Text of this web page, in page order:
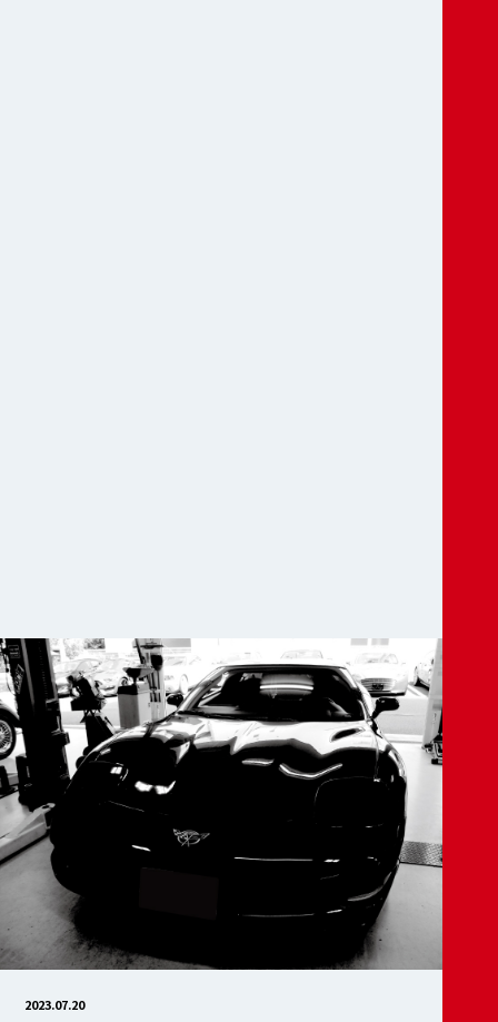
2023.07.20